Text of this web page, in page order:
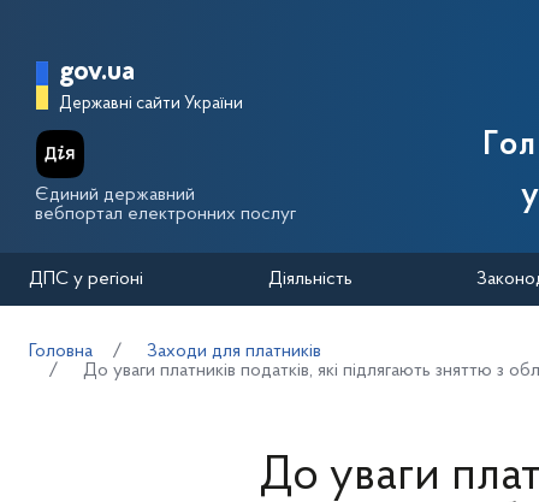
Головна сторінка Державної
gov.ua
Державні сайти України
Єдиний державний
вебпортал електронних послуг
ДПС у регіоні Діяльність
Головна
Заходи для платників
До уваги платників податків, які підлягають зняттю з
До уваги